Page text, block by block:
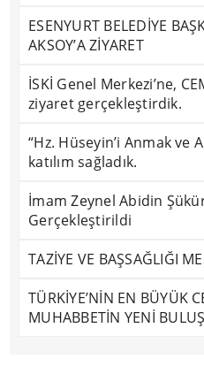
ESENYURT BELEDİYE
AKSOY’A ZİYARET
İSKİ Genel Merkezi’ne,
ziyaret gerçekleştirdik.
“Hz. Hüseyin’i Anmak ve
katılım sağladık.
İmam Zeynel Abidin
Gerçekleştirildi
TAZİYE VE BAŞSAĞLIĞI
TÜRKİYE’NİN EN BÜYÜK
MUHABBETİN YENİ